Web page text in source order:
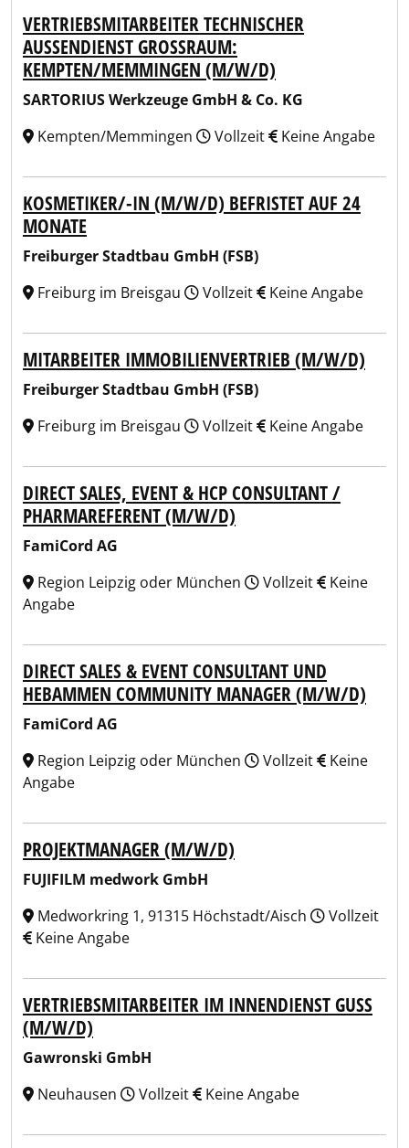
VERTRIEBSMITARBEITER TECHNISCHER
AUSSENDIENST GROSSRAUM: KE
MPTEN/MEMMINGEN (M/W/D)
SARTORIUS Werkzeuge GmbH & Co. KG
Kempten/Memmingen
Vollzeit Keine Angabe
KOSMETIKER/-IN (M/W/D) BEFRISTET AUF 24
MONATE
Freiburger Stadtbau GmbH (FSB)
Freiburg im Breisgau
Vollzeit Keine Angabe
MITARBEITER IMMOBILIENVERTRIEB (M/W/D)
Freiburger Stadtbau GmbH (FSB)
Freiburg im Breisgau
Vollzeit Keine Angabe
DIRECT SALES, EVENT & HCP CONSULTANT /
PHARMAREFERENT (M/W/D)
FamiCord AG
Region Leipzig oder München
Vollzeit
Keine
Angabe
DIRECT SALES & EVENT CONSULTANT UND
HEBAMMEN COMMUNITY MANAGER (M/W/D)
FamiCord AG
Region Leipzig oder München
Vollzeit
Keine
Angabe
PROJEKTMANAGER (M/W/D)
FUJIFILM medwork GmbH
Medworkring 1, 91315 Höchstadt/Aisch
Vollzeit
Keine Angabe
VERTRIEBSMITARBEITER IM INNENDIENST GUSS
(M/W/D)
Gawronski GmbH
Neuhausen
Vollzeit Keine Angabe